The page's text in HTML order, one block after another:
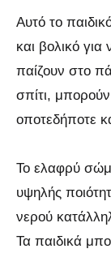
Αυτό το
και βολικό για
παίζουν στο
σπίτι,
οποτεδήποτε
Το ελαφρύ
υψηλής
νερού
Τα παιδικά